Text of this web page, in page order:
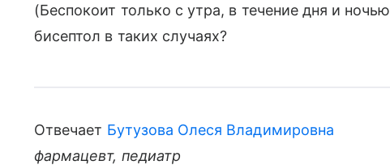
(Беспокоит только с утра, в течение дня и
бисептол в таких случаях?
Отвечает Бутузова Олеся Владимировна
фармацевт, педиатр